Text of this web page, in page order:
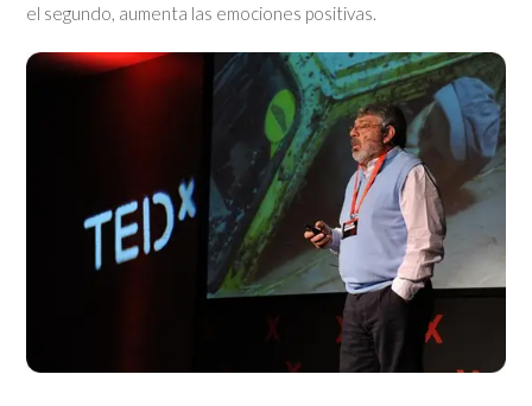
el segundo, aumenta las emociones positivas.